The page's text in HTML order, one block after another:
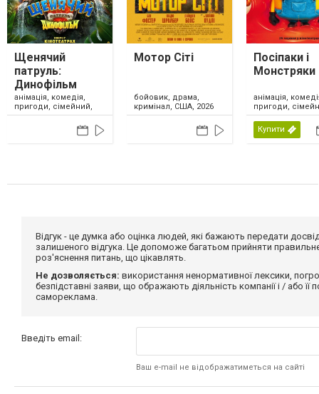
Щенячий
патруль:
Динофільм
анімація, комедія,
пригоди, сімейний,
США, 2026
Мотор Сіті
бойовик, драма,
кримінал, США, 2026
Посіпаки і
Монстряки
анімація,
пригоди,
США, 2026
Купити
Відгук - це думка або оцінка людей, які бажають передати
залишеного відгука. Це допоможе багатьом прийняти
роз'яснення питань, що цікавлять.
Не дозволяється: використання ненормативної лексики,
безпідставні заяви, що ображають діяльність компанії і / або
самореклама.
Введіть email:
Ваш e-mail не відображатиметься на сайті